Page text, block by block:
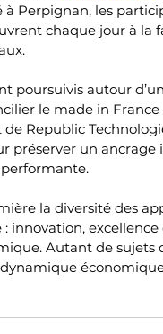
Perpignan, les
chaque jour à la
poursuivis autour
le made in
de Republic
préserver un
la diversité des
innovation,
Autant de